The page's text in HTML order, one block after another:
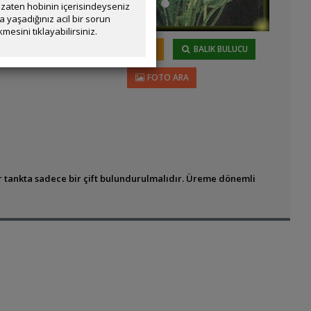
BALIK BULUCU
FOTO ARA
sadece bir çift bulundurulmalıdır. Üreme dönemli
hobinin içerisindeyseniz
acil bir sorun
tıklayabilirsiniz.